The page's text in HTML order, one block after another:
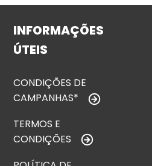
INFORMAÇÕES
ÚTEIS
CONDIÇÕES DE
CAMPANHAS*
TERMOS E
CONDIÇÕES